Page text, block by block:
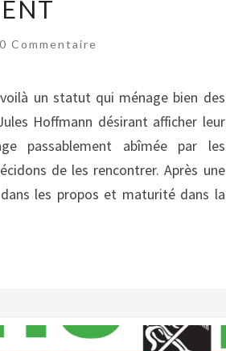
Commentaires
0 Commentaire
un statut qui ménage bien des
Hoffmann désirant afficher leur
passablement abîmée par les
de les rencontrer. Après une
les propos et maturité dans la